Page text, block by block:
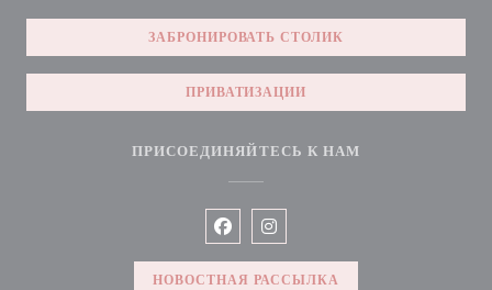
ЗАБРОНИРОВАТЬ СТОЛИК
ПРИВАТИЗАЦИИ
ПРИСОЕДИНЯЙТЕСЬ К НАМ
Facebook ((открывается в новом
Instagram ((открывается в
НОВОСТНАЯ РАССЫЛКА